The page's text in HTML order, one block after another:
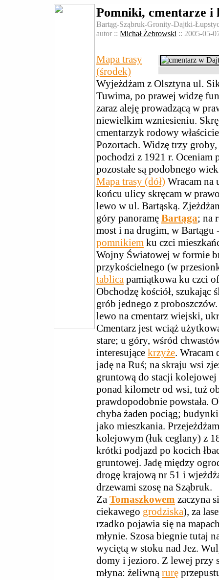
Pomniki, cmentarze i
Bartąg-Sząbruk-Gronity-Dajtki-
autor :: Michał Żebrowski :: 2005-05-
Mapa trasy
(środek)
Wyjeżdżam z Olsztyna ul.
Tuwima, po prawej widzę
zaraz aleję prowadzącą w
niewielkim wzniesieniu.
cmentarzyk rodowy
Pozortach. Widzę trzy
pochodzi z 1921 r. Oceniam
pozostałe są podobnego
Mapa trasy (dół) Wracam na
końcu ulicy skręcam w
lewo w ul. Bartąską.
góry panoramę Bartąga; na
most i na drugim, w Bartągu
pomnikiem ku czci
Wojny Światowej w formie
przykościelnego (w
tablica pamiątkowa ku czci
Obchodzę kościół, szukając
grób jednego z
lewo na cmentarz wiejski,
Cmentarz jest wciąż
stare; u góry, wśród
interesujące krzyże. Wracam
jadę na Ruś; na skraju wsi
gruntową do stacji
ponad kilometr od wsi, tuż
prawdopodobnie powstała.
chyba żaden pociąg;
jako mieszkania.
kolejowym (łuk ceglany) z
krótki podjazd po kocich
gruntowej. Jadę między
drogę krajową nr 51 i
drzewami szosę na Sząbruk.
Za Tomaszkowem zaczyna
ciekawego grodziska), za
rzadko pojawia się na
młynie. Szosa biegnie tutaj
wyciętą w stoku nad Jez.
domy i jezioro. Z lewej przy
młyna: żeliwną rurę